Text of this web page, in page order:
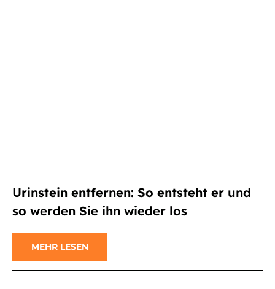
Urinstein entfernen: So entsteht er und
so werden Sie ihn wieder los
MEHR LESEN